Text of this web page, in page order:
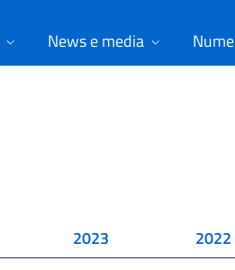
News e media
2023 2022